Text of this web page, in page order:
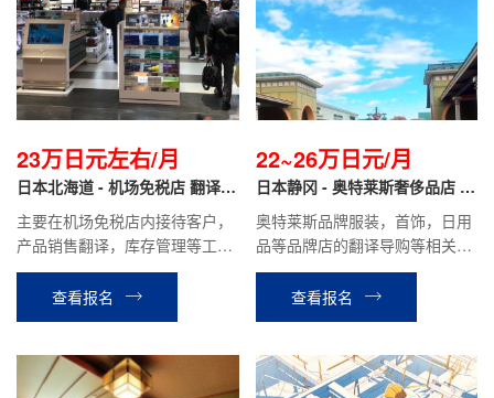
23万日元左右/月
日本北海道 - 机场免税店 翻译导
购
主要在机场免税店内接待客户，
产品销售翻译，库存管理等工
作。
查看报名
22~26万日元/月
日本静冈 - 奥特莱斯奢侈品店 翻
译导购
奥特莱斯品牌服装，首饰，日用
品等品牌店的翻译导购等相关工
作。
查看报名